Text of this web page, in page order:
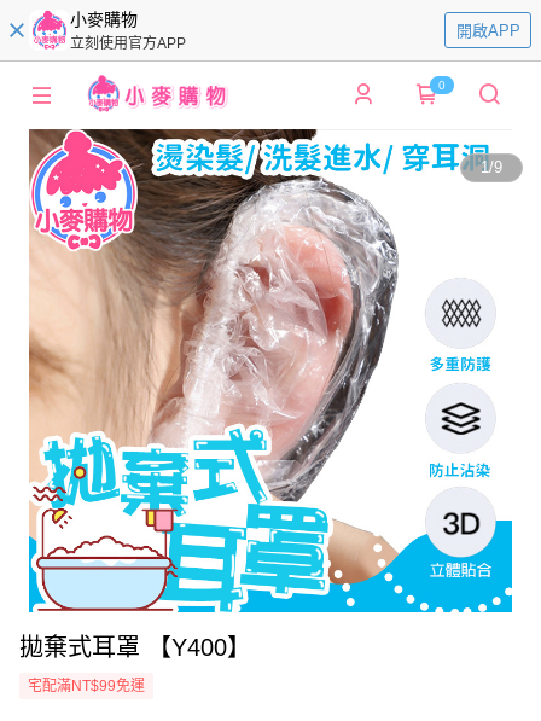
小麥購物
立刻使用官方APP
開啟APP
0
1/9
拋棄式耳罩 【Y400】
宅配滿NT$99免運